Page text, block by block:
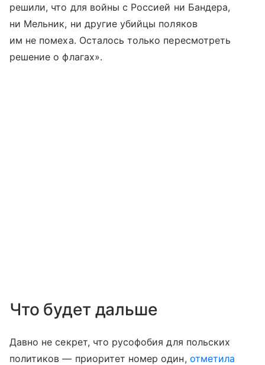
решили, что для войны с Россией ни Бандера,
ни Мельник, ни другие убийцы поляков
им не помеха. Осталось только пересмотреть
решение о флагах».
Что будет дальше
Давно не секрет, что русофобия для польских
политиков — приоритет номер один, отметила